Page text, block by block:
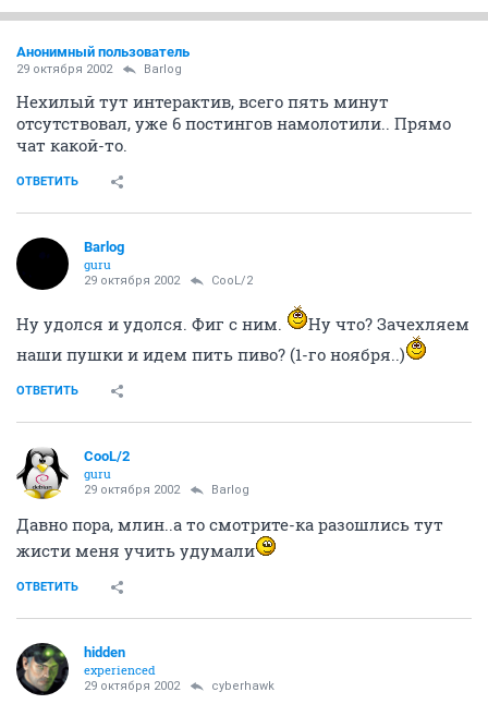
Анонимный пользователь
29 октября 2002 Barlog
Нехилый тут интерактив, всего пять минут
отсутствовал, уже 6 постингов намолотили.. Прямо
чат какой-то.
ОТВЕТИТЬ
Barlog
guru
29 октября 2002 CooL/2
Ну удолся и удолся. Фиг с ним.
Ну что? Зачехляем
наши пушки и идем пить пиво? (1-го ноября..)
ОТВЕТИТЬ
CooL/2
guru
29 октября 2002 Barlog
Давно пора, млин..а то смотрите-ка разошлись тут
жисти меня учить удумали
ОТВЕТИТЬ
hidden
experienced
29 октября 2002 cyberhawk